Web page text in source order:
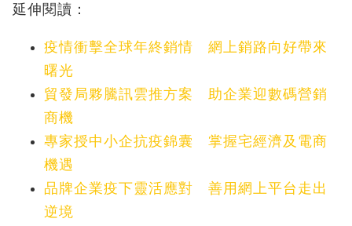
延伸閱讀：
疫情衝擊全球年終銷情 網上銷路向好帶來
曙光
貿發局夥騰訊雲推方案 助企業迎數碼營銷
商機
專家授中小企抗疫錦囊 掌握宅經濟及電商
機遇
品牌企業疫下靈活應對 善用網上平台走出
逆境